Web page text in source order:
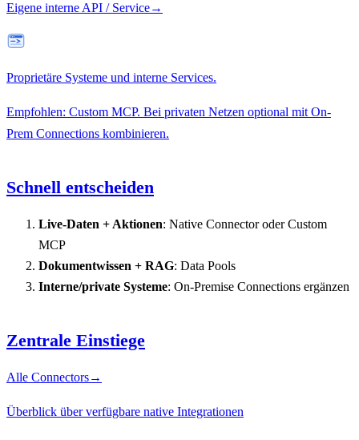
Eigene interne API / Service→
Proprietäre Systeme und interne Services.
Empfohlen: Custom MCP. Bei privaten Netzen optional mit On-
Prem Connections kombinieren.
Schnell entscheiden
Live-Daten + Aktionen: Native Connector oder Custom
MCP
Dokumentwissen + RAG: Data Pools
Interne/private Systeme: On-Premise Connections ergänzen
Zentrale Einstiege
Alle Connectors→
Überblick über verfügbare native Integrationen